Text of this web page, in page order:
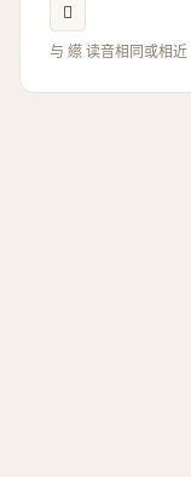
𢶬
与 䌨 读音相同或相近